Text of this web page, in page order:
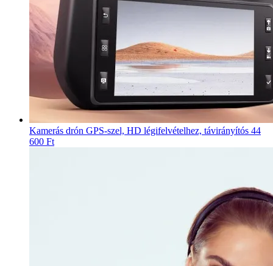
Kamerás drón GPS-szel, HD légifelvételhez, távirányítós 44
600 Ft